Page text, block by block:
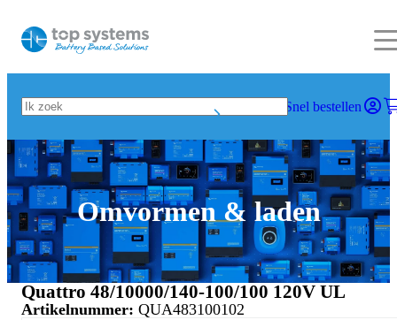
Snel bestellen
Omvormen & laden
Quattro 48/10000/140-100/100 120V UL
Artikelnummer: QUA483100102